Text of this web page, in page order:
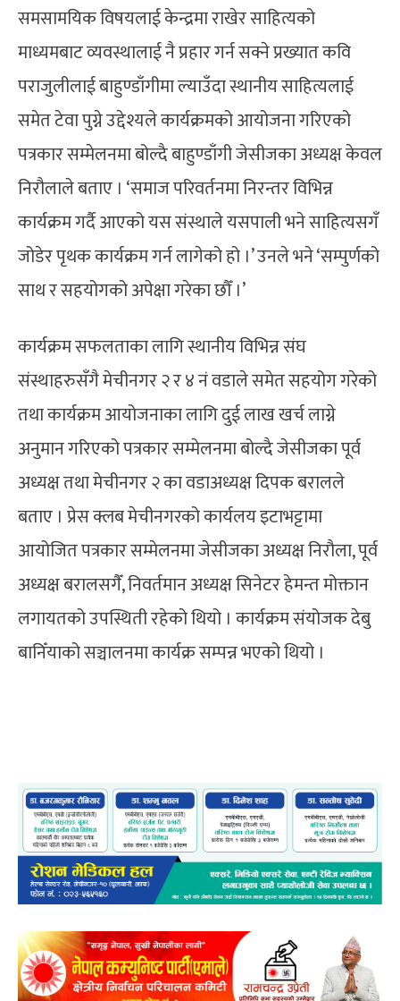
समसामयिक विषयलाई केन्द्रमा राखेर साहित्यको
माध्यमबाट व्यवस्थालाई नै प्रहार गर्न सक्ने प्रख्यात कवि
पराजुलीलाई बाहुण्डाँगीमा ल्याउँदा स्थानीय साहित्यलाई
समेत टेवा पुग्ने उद्देश्यले कार्यक्रमको आयोजना गरिएको
पत्रकार सम्मेलनमा बोल्दै बाहुण्डाँगी जेसीजका अध्यक्ष केवल
निरौलाले बताए । ‘समाज परिवर्तनमा निरन्तर विभिन्न
कार्यक्रम गर्दै आएको यस संस्थाले यसपाली भने साहित्यसगँ
जोडेर पृथक कार्यक्रम गर्न लागेको हो ।’ उनले भने ‘सम्पुर्णको
साथ र सहयोगको अपेक्षा गरेका छौँ ।’
कार्यक्रम सफलताका लागि स्थानीय विभिन्न संघ
संस्थाहरुसँगै मेचीनगर २ र ४ नं वडाले समेत सहयोग गरेको
तथा कार्यक्रम आयोजनाका लागि दुई लाख खर्च लाग्ने
अनुमान गरिएको पत्रकार सम्मेलनमा बोल्दै जेसीजका पूर्व
अध्यक्ष तथा मेचीनगर २ का वडाअध्यक्ष दिपक बरालले
बताए । प्रेस क्लब मेचीनगरको कार्यलय इटाभट्टामा
आयोजित पत्रकार सम्मेलनमा जेसीजका अध्यक्ष निरौला, पूर्व
अध्यक्ष बरालसगैँ, निवर्तमान अध्यक्ष सिनेटर हेमन्त मोक्तान
लगायतको उपस्थिती रहेको थियो । कार्यक्रम संयोजक देबु
बानिँयाको सञ्चालनमा कार्यक्र सम्पन्न भएको थियो ।